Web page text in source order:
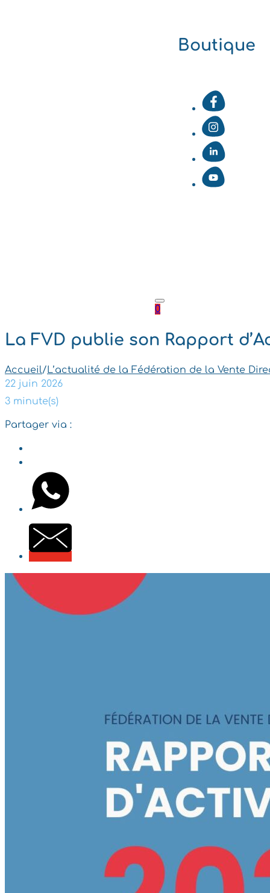
Boutique
0
La FVD publie son Rapport
Accueil/L’actualité de la Fédération de la Vente
22 juin 2026
3 minute(s)
Partager via :